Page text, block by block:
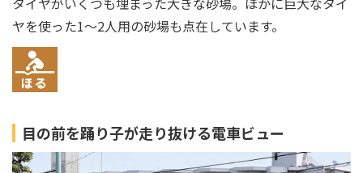
ヤを使った1～2人用の砂場も点在しています。
目の前を踊り子が走り抜ける電車ビュー